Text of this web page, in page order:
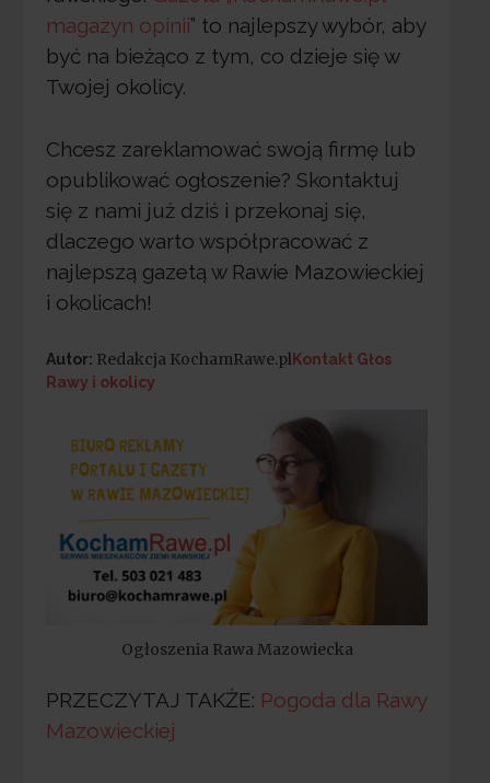
magazyn opinii” to najlepszy wybór, aby
być na bieżąco z tym, co dzieje się w
Twojej okolicy.
Chcesz zareklamować swoją firmę lub
opublikować ogłoszenie? Skontaktuj
się z nami już dziś i przekonaj się,
dlaczego warto współpracować z
najlepszą gazetą w Rawie Mazowieckiej
i okolicach!
Autor: Redakcja KochamRawe.plKontakt Głos
Rawy i okolicy
Ogłoszenia Rawa Mazowiecka
PRZECZYTAJ TAKŻE: Pogoda dla Rawy
Mazowieckiej